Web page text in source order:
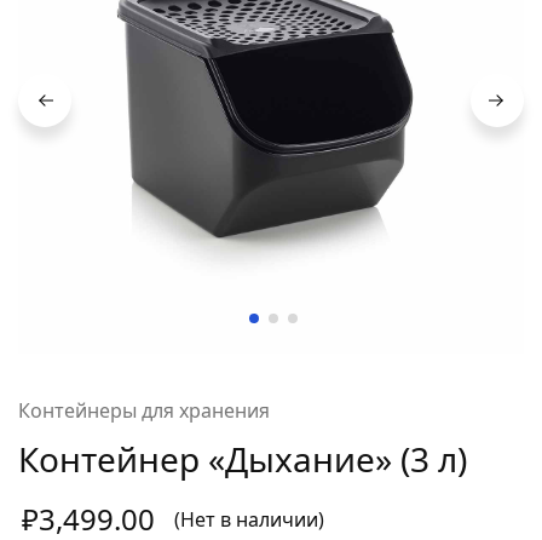
Контейнеры для хранения
Контейнер «Дыхание» (3 л)
₽3,499.00 (Нет в наличии)